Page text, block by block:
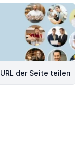
URL der Seite teilen